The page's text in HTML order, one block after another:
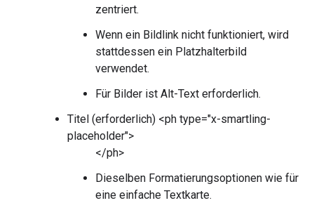
zentriert.
Wenn ein Bildlink nicht funktioniert, wird
stattdessen ein Platzhalterbild
verwendet.
Für Bilder ist Alt-Text erforderlich.
Titel (erforderlich) <ph type="x-smartling-
placeholder">
</ph>
Dieselben Formatierungsoptionen wie für
eine einfache Textkarte.